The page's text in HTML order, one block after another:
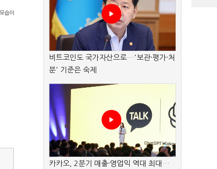
습이
비트코인도 국가자산으로…'보관·평가·처
분' 기준은 숙제
카카오, 2분기 매출·영업익 역대 최대…